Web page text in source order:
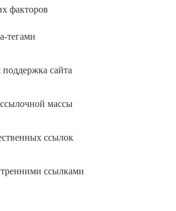
факторов
тегами
поддержка сайта
массы
ссылок
ссылками